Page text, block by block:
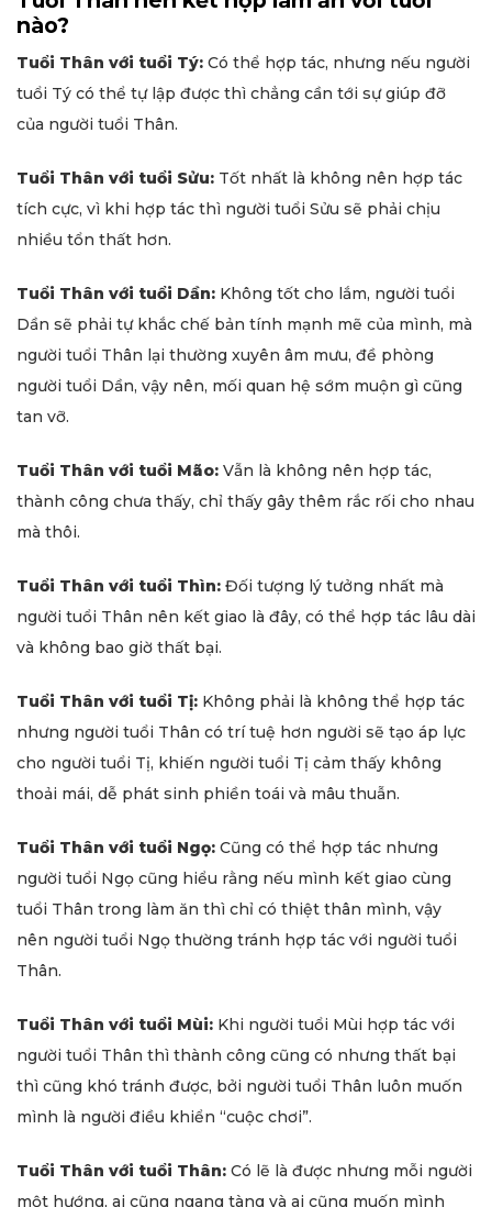
nào?
Tuổi Thân với tuổi Tý: Có thể hợp tác, nhưng nếu người
tuổi Tý có thể tự lập được thì chẳng cần tới sự giúp đỡ
của người tuổi Thân.
Tuổi Thân với tuổi Sửu: Tốt nhất là không nên hợp tác
tích cực, vì khi hợp tác thì người tuổi Sửu sẽ phải chịu
nhiều tổn thất hơn.
Tuổi Thân với tuổi Dần: Không tốt cho lắm, người tuổi
Dần sẽ phải tự khắc chế bản tính mạnh mẽ của mình, mà
người tuổi Thân lại thường xuyên âm mưu, đề phòng
người tuổi Dần, vậy nên, mối quan hệ sớm muộn gì cũng
tan vỡ.
Tuổi Thân với tuổi Mão: Vẫn là không nên hợp tác,
thành công chưa thấy, chỉ thấy gây thêm rắc rối cho nhau
mà thôi.
Tuổi Thân với tuổi Thìn: Đối tượng lý tưởng nhất mà
người tuổi Thân nên kết giao là đây, có thể hợp tác lâu dài
và không bao giờ thất bại.
Tuổi Thân với tuổi Tị: Không phải là không thể hợp tác
nhưng người tuổi Thân có trí tuệ hơn người sẽ tạo áp lực
cho người tuổi Tị, khiến người tuổi Tị cảm thấy không
thoải mái, dễ phát sinh phiền toái và mâu thuẫn.
Tuổi Thân với tuổi Ngọ: Cũng có thể hợp tác nhưng
người tuổi Ngọ cũng hiểu rằng nếu mình kết giao cùng
tuổi Thân trong làm ăn thì chỉ có thiệt thân mình, vậy
nên người tuổi Ngọ thường tránh hợp tác với người tuổi
Thân.
Tuổi Thân với tuổi Mùi: Khi người tuổi Mùi hợp tác với
người tuổi Thân thì thành công cũng có nhưng thất bại
thì cũng khó tránh được, bởi người tuổi Thân luôn muốn
mình là người điều khiển “cuộc chơi”.
Tuổi Thân với tuổi Thân: Có lẽ là được nhưng mỗi người
một hướng, ai cũng ngang tàng và ai cũng muốn mình